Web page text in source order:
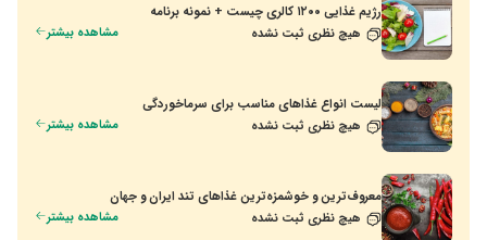
رژیم غذایی ۱۲۰۰ کالری چیست + نمونه برنامه
مشاهده بیشتر هیچ نظری ثبت نشده
لیست انواع غذاهای مناسب برای سرماخوردگی
مشاهده بیشتر هیچ نظری ثبت نشده
معروف‌ترین و خوشمزه‌ترین غذاهای تند ایران و جهان
مشاهده بیشتر هیچ نظری ثبت نشده